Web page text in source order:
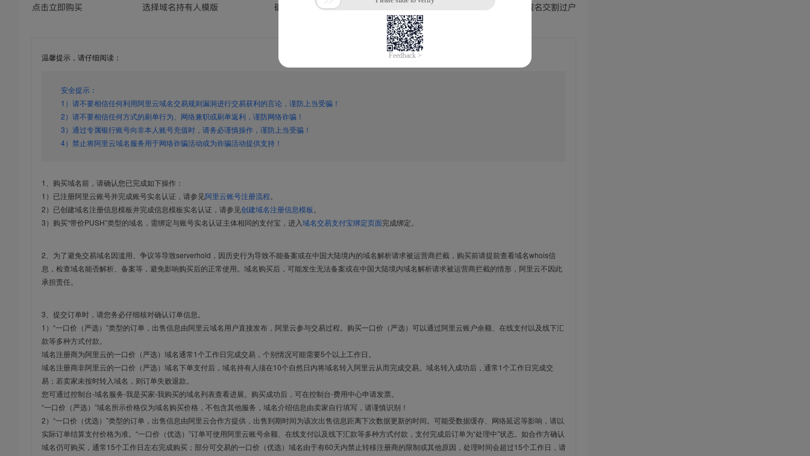
温馨提示，请仔细阅读：
安全提示：
1）请不要相信任何利用阿里云域名交易规则漏洞进行交易获利的言论，谨防上当受骗！
2）请不要相信任何方式的刷单行为、网络兼职或刷单返利，谨防网络诈骗！
3）通过专属银行账号向非本人账号充值时，请务必谨慎操作，谨防上当受骗！
4）禁止将阿里云域名服务用于网络诈骗活动或为诈骗活动提供支持！
1、购买域名前，请确认您已完成如下操作：
1）已注册阿里云账号并完成账号实名认证，请参见阿里云账号注册流程
2）已创建域名注册信息模板并完成信息模板实名认证，请参见创建域名注册信息模板
3）购买“带价PUSH”类型的域名，需绑定与账号实名认证主体相同的支付宝，进入域名交易支付宝绑定页面完成绑定。
2、为了避免交易域名因滥用、争议等导致serverhold，因历史行为导致不能备案或在中国大陆境内的域名解析请求被运营商拦截，购买前请提前查看域名whois信
息，检查域名能否解析、备案等，避免影响购买后的正常使用。域名购买后，可能发生无法备案或在中国大陆境内域名解析请求被运营商拦截的情形，阿里云不因此
承担责任。
3、提交订单时，请您务必仔细核对确认订单信息。
1）“一口价（严选）”类型的订单，出售信息由阿里云域名用户直接发布，阿里云参与交易过程。购买一口价（严选）可以通过阿里云账户余额、在线支付以及线下汇
款等多种方式付款。
域名注册商为阿里云的一口价（严选）域名通常1个工作日完成交易，个别情况可能需要5个以上工作日。
域名注册商非阿里云的一口价（严选）域名下单支付后，域名持有人须在10个自然日内将域名转入阿里云从而完成交易。域名转入成功后，通常1个工作日完成交
易；若卖家未按时转入域名，则订单失败退款。
您可通过控制台-域名服务-我是买家-我购买的域名列表查看进展。购买成功后，可在控制台-费用中心申请发票。
“一口价（严选）”域名所示价格仅为域名购买价格，不包含其他服务，域名介绍信息由卖家自行填写，请谨慎识别！
2）“一口价（优选）”类型的订单，出售信息由阿里云合作方提供，出售到期时间为该次出售信息距离下次数据更新的时间。可能受数据缓存、网络延迟等影响，请以
实际订单结算支付价格为准。“一口价（优选）”订单可使用阿里云账号余额、在线支付以及线下汇款等多种方式付款，支付完成后订单为“处理中”状态。如合作方确认
域名仍可购买，通常15个工作日左右完成购买；部分可交易的一口价（优选）域名由于有60天内禁止转移注册商的限制或其他原因，处理时间会超过15个工作日，请